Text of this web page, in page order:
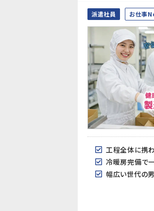
派遣社員 お仕事
工程全体に携
冷暖房完備で
幅広い世代の